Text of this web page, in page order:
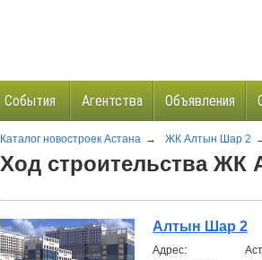
События Агентства Объявления
Каталог новостроек Астана → ЖК Алтын Шар 2
Ход строительства
Алтын Шар 2
Aдрес: